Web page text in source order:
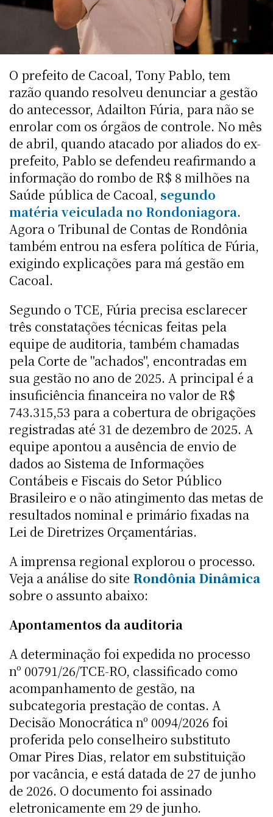
O prefeito de Cacoal, Tony Pablo, tem
razão quando resolveu denunciar a gestão
do antecessor, Adailton Fúria, para não se
enrolar com os órgãos de controle. No mês
de abril, quando atacado por aliados do ex-
prefeito, Pablo se defendeu reafirmando a
informação do rombo de R$ 8 milhões na
Saúde pública de Cacoal, segundo
matéria veiculada no Rondoniagora.
Agora o Tribunal de Contas de Rondônia
também entrou na esfera política de Fúria,
exigindo explicações para má gestão em
Cacoal.
Segundo o TCE, Fúria precisa esclarecer
três constatações técnicas feitas pela
equipe de auditoria, também chamadas
pela Corte de "achados", encontradas em
sua gestão no ano de 2025. A principal é a
insuficiência financeira no valor de R$
743.315,53 para a cobertura de obrigações
registradas até 31 de dezembro de 2025. A
equipe apontou a ausência de envio de
dados ao Sistema de Informações
Contábeis e Fiscais do Setor Público
Brasileiro e o não atingimento das metas de
resultados nominal e primário fixadas na
Lei de Diretrizes Orçamentárias.
A imprensa regional explorou o processo.
Veja a análise do site Rondônia Dinâmica
sobre o assunto abaixo:
Apontamentos da auditoria
A determinação foi expedida no processo
nº 00791/26/TCE-RO, classificado como
acompanhamento de gestão, na
subcategoria prestação de contas. A
Decisão Monocrática nº 0094/2026 foi
proferida pelo conselheiro substituto
Omar Pires Dias, relator em substituição
por vacância, e está datada de 27 de junho
de 2026. O documento foi assinado
eletronicamente em 29 de junho.